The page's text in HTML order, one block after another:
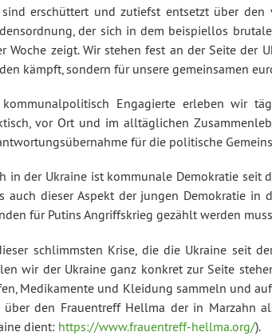
erschüttert und zutiefst entsetzt über den
der sich in dem beispiellos
Woche zeigt. Wir stehen fest an der Seite der
kämpft, sondern für unsere gemeinsamen
Engagierte erleben wir
vor Ort und im alltäglichen
für die politische
in der Ukraine ist kommunale Demokratie
auch dieser Aspekt der jungen Demokratie
für Putins Angriffskrieg gezählt werden
schlimmsten Krise, die die Ukraine seit
wir der Ukraine ganz konkret zur Seite
Medikamente und Kleidung sammeln und
über den Frauentreff Hellma der in Marzahn
dient: https://www.frauentreff-hellma.org/).